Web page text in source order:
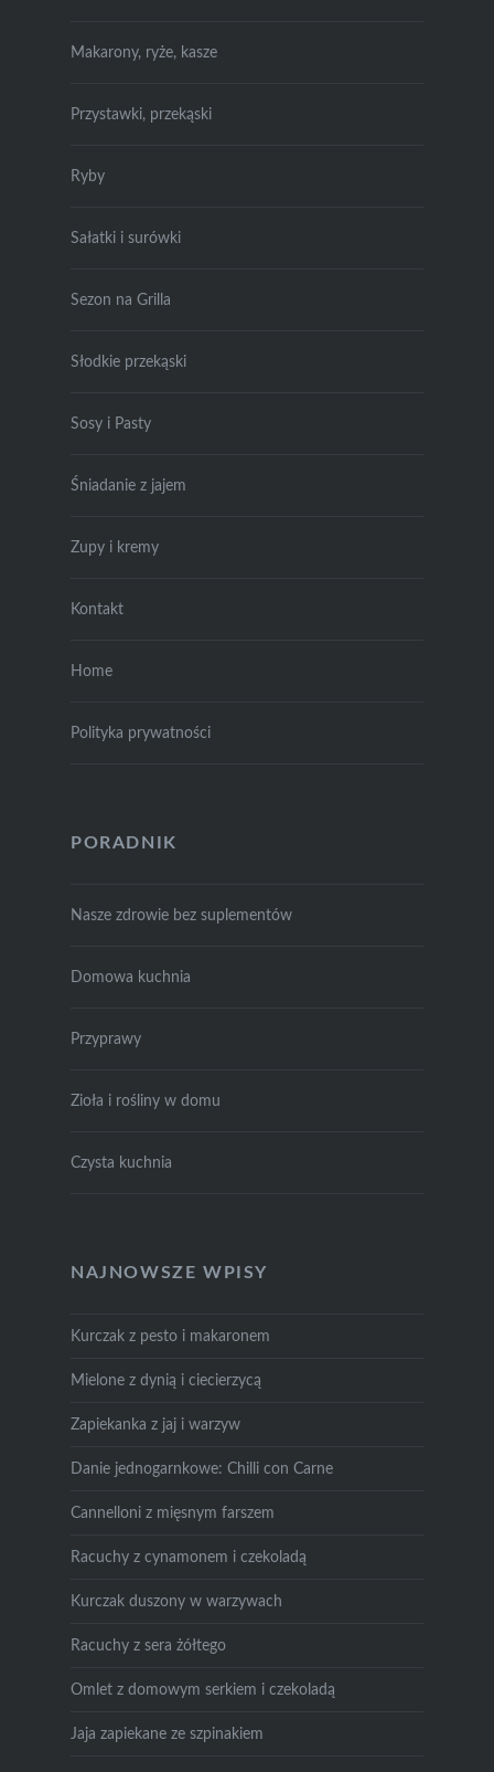
Makarony, ryże, kasze
Przystawki, przekąski
Ryby
Sałatki i surówki
Sezon na Grilla
Słodkie przekąski
Sosy i Pasty
Śniadanie z jajem
Zupy i kremy
Kontakt
Home
Polityka prywatności
PORADNIK
Nasze zdrowie bez suplementów
Domowa kuchnia
Przyprawy
Zioła i rośliny w domu
Czysta kuchnia
NAJNOWSZE WPISY
Kurczak z pesto i makaronem
Mielone z dynią i ciecierzycą
Zapiekanka z jaj i warzyw
Danie jednogarnkowe: Chilli con Carne
Cannelloni z mięsnym farszem
Racuchy z cynamonem i czekoladą
Kurczak duszony w warzywach
Racuchy z sera żółtego
Omlet z domowym serkiem i czekoladą
Jaja zapiekane ze szpinakiem